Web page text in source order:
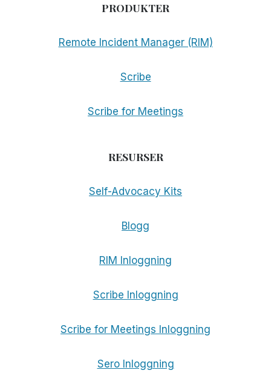
PRODUKTER
Remote Incident Manager (RIM)
Scribe
Scribe for Meetings
RESURSER
Self-Advocacy Kits
Blogg
RIM Inloggning
Scribe Inloggning
Scribe for Meetings Inloggning
Sero Inloggning